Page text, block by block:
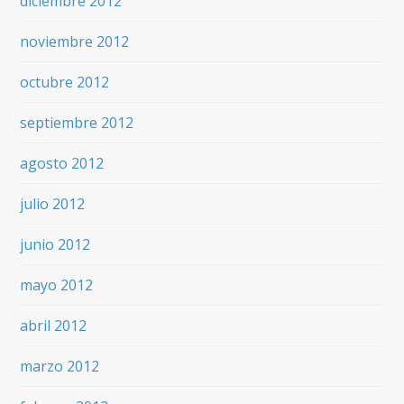
noviembre 2012
octubre 2012
septiembre 2012
agosto 2012
julio 2012
junio 2012
mayo 2012
abril 2012
marzo 2012